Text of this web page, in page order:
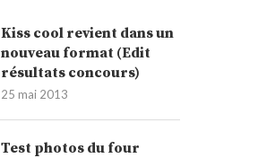
Kiss cool revient dans un
nouveau format (Edit
résultats concours)
25 mai 2013
Test photos du four